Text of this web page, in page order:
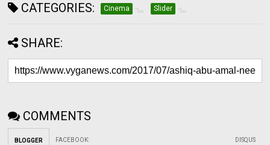
CATEGORIES: Cinema Slider
SHARE:
COMMENTS
BLOGGER FACEBOOK: DISQUS